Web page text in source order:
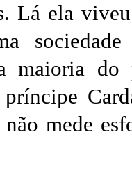
Lá ela
maioria
mede